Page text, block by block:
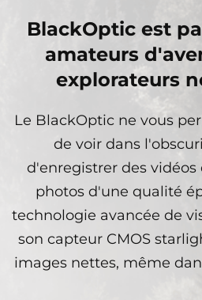
BlackOptic est
amateurs
explorateurs
Le BlackOptic ne vous
de voir dans
d'enregistrer des
photos d'une qualité
technologie avancée de
son capteur CMOS
images nettes, même